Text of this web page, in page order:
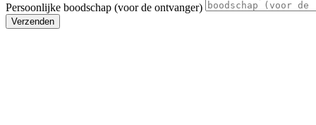
Persoonlijke boodschap (voor de ontvanger)
Verzenden